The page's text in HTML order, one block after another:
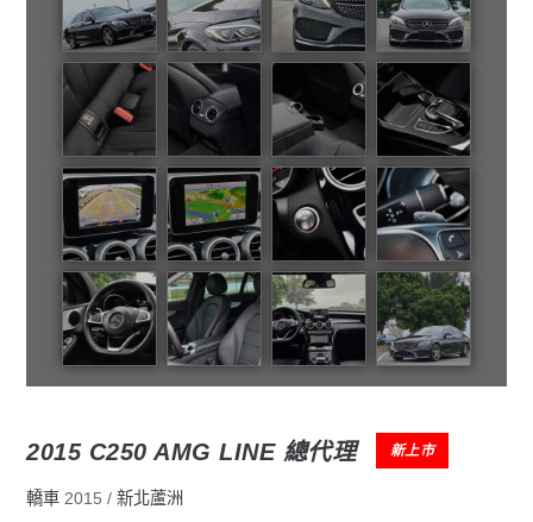
2015 C250 AMG LINE 總代理 新上市
轎車 2015 新北蘆洲